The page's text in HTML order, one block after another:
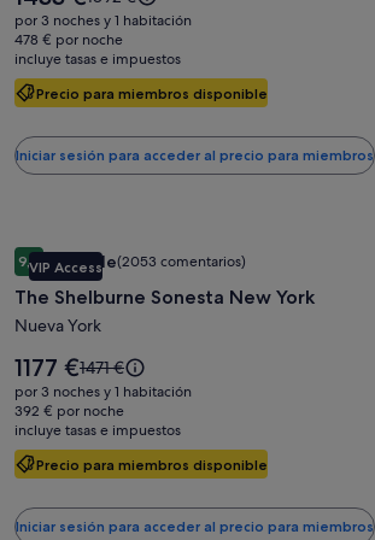
Evelyn
Hotel
Precio para miembros disponible
precio
es
de
1433 €
precio
era
de
1892 €,
consulta
información
sobre
por 3 noches y 1 habitación
478 € por noche
incluye tasas e impuestos
Iniciar sesión para acceder al precio para miembros
Galería
de
imágenes
de
The
Shelburne
Sonesta
New
York
VIP Access
9,09,0 sobre 10, Increíble, (2053 comentarios)
Increíble(2053 comentarios)
The Shelburne Sonesta New York
Nueva York
Precio para miembros disponible
El
precio
es
de
1177 €
1177 €El
precio
era
de
1471 €,
consulta
información
1471 €
por 3 noches y 1 habitación
392 € por noche
incluye tasas e impuestos
The Shelburne Sonesta New York
Iniciar sesión para acceder al precio para miembros